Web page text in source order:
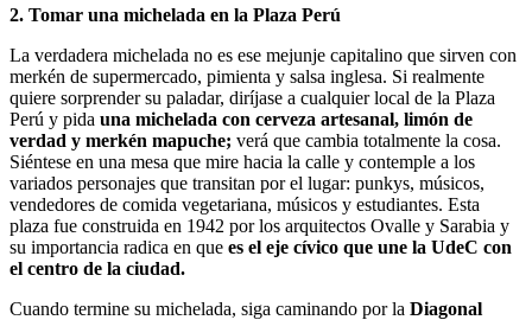
2. Tomar una michelada en la Plaza Perú
La verdadera michelada no es ese mejunje capitalino que sirven con
merkén de supermercado, pimienta y salsa inglesa. Si realmente
quiere sorprender su paladar, diríjase a cualquier local de la Plaza
Perú y pida una michelada con cerveza artesanal, limón de
verdad y merkén mapuche; verá que cambia totalmente la cosa.
Siéntese en una mesa que mire hacia la calle y contemple a los
variados personajes que transitan por el lugar: punkys, músicos,
vendedores de comida vegetariana, músicos y estudiantes. Esta
plaza fue construida en 1942 por los arquitectos Ovalle y Sarabia y
su importancia radica en que es el eje cívico que une la UdeC con
el centro de la ciudad.
Cuando termine su michelada, siga caminando por la Diagonal